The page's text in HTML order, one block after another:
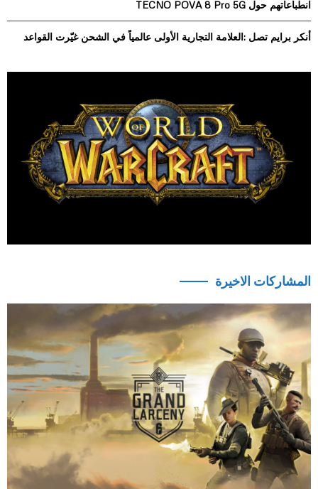
انطباعاتهم حول TECNO POVA 8 Pro 5G
أنكر برايم تصل :العلامة التجارية الأولى عالمياً في الشحن غيّرت القواعد
المشاركات الاخيرة